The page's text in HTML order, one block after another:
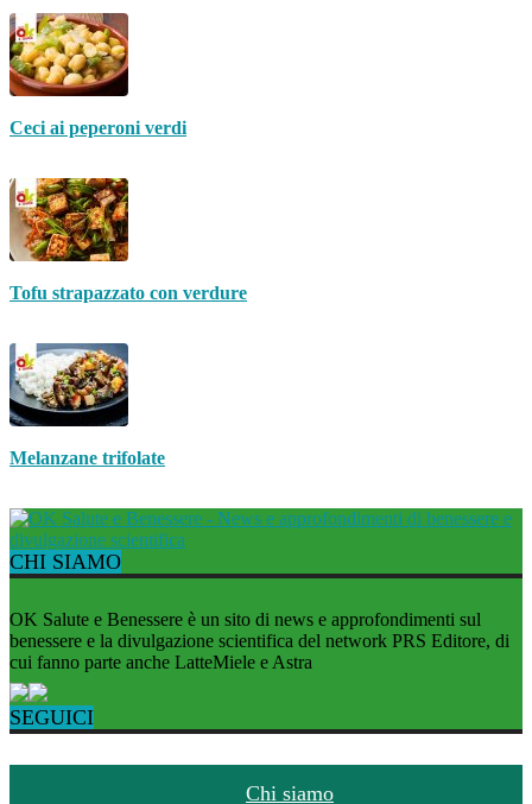
Ceci ai peperoni verdi
Tofu strapazzato con verdure
Melanzane trifolate
CHI SIAMO
OK Salute e Benessere è un sito di news e approfondimenti sul
benessere e la divulgazione scientifica del network PRS Editore, di
cui fanno parte anche LatteMiele e Astra
SEGUICI
Chi siamo